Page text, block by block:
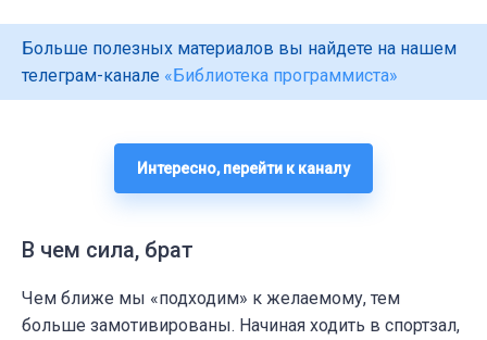
Больше полезных материалов вы найдете на нашем
телеграм-канале «Библиотека программиста»
Интересно, перейти к каналу
В чем сила, брат
Чем ближе мы «подходим» к желаемому, тем
больше замотивированы. Начиная ходить в спортзал,